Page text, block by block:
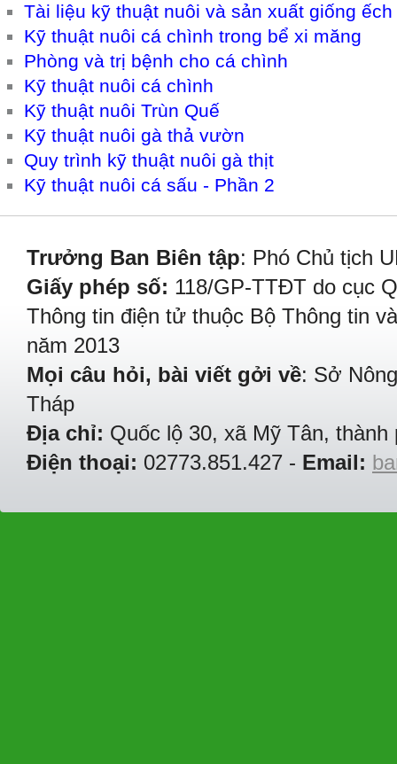
Tài liệu kỹ thuật nuôi và sản xuất giống
Kỹ thuật nuôi cá chình trong bể xi măng
Phòng và trị bệnh cho cá chình
Kỹ thuật nuôi cá chình
Kỹ thuật nuôi Trùn Quế
Kỹ thuật nuôi gà thả vườn
Quy trình kỹ thuật nuôi gà thịt
Kỹ thuật nuôi cá sấu - Phần 2
Trưởng Ban Biên tập: Phó Chủ tịch
Giấy phép số: 118/GP-TTĐT do cục
Thông tin điện tử thuộc Bộ Thông tin
năm 2013
Mọi câu hỏi, bài viết gởi về: Sở
Tháp
Địa chỉ: Quốc lộ 30, xã Mỹ Tân,
Điện thoại: 02773.851.427 - Email: